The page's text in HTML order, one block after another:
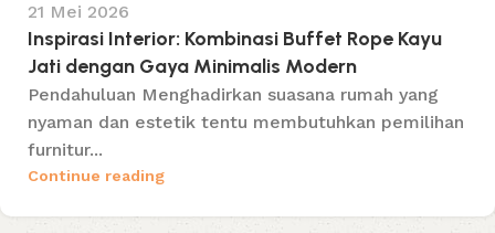
21 Mei 2026
Inspirasi Interior: Kombinasi Buffet Rope Kayu
Jati dengan Gaya Minimalis Modern
Pendahuluan Menghadirkan suasana rumah yang
nyaman dan estetik tentu membutuhkan pemilihan
furnitur...
Continue reading